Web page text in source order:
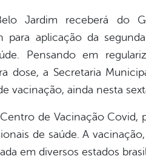
Jardim receberá do
para aplicação da
Pensando em
dose, a Secretaria
vacinação, ainda nesta
de Vacinação Covid,
de saúde. A
em diversos estados